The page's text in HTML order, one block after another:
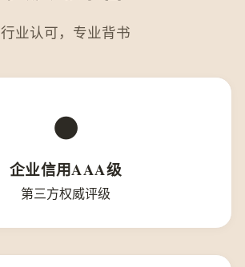
行业认可，专业背书
●
企业信用AAA级
第三方权威评级